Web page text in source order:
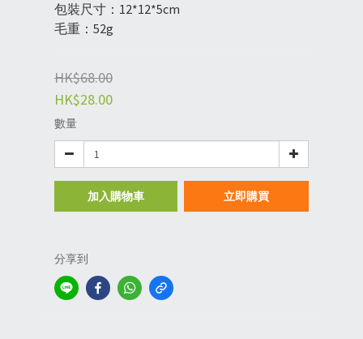
包裝尺寸：12*12*5cm
毛重：52g
HK$68.00
HK$28.00
數量
加入購物車 立即購買
分享到